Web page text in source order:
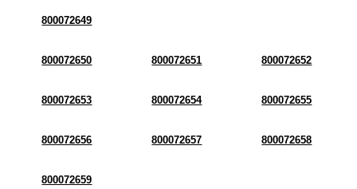
800072649
800072650 800072651 800072652
800072653 800072654 800072655
800072656 800072657 800072658
800072659